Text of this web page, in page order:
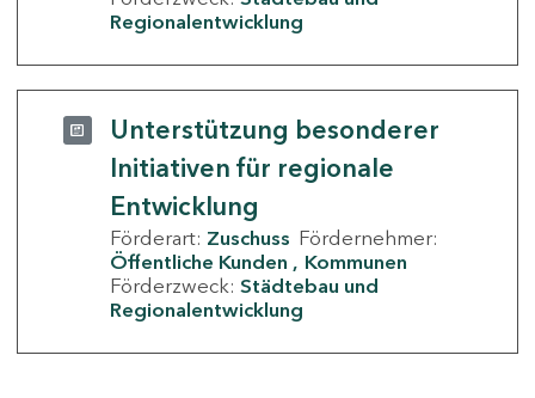
Regionalentwicklung
Unterstützung besonderer
Initiativen für regionale
Entwicklung
Förderart: Zuschuss Fördernehmer:
Öffentliche Kunden
Kommunen
Förderzweck: Städtebau und
Regionalentwicklung